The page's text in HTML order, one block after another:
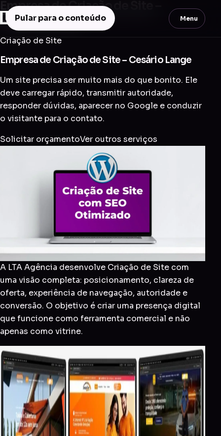
Pular para o conteúdo Menu
Empresa de Criação de Site –
Cesário Lange
Criação de Site
Empresa de Criação de Site – Cesário Lange
Um site precisa ser muito mais do que bonito. Ele
deve carregar rápido, transmitir autoridade,
responder dúvidas, aparecer no Google e conduzir
o visitante para o contato.
Solicitar orçamentoVer outros serviços
A LTA Agência desenvolve Criação de Site com
uma visão completa: posicionamento, clareza de
oferta, experiência de navegação, autoridade e
conversão. O objetivo é criar uma presença digital
que funcione como ferramenta comercial e não
apenas como vitrine.